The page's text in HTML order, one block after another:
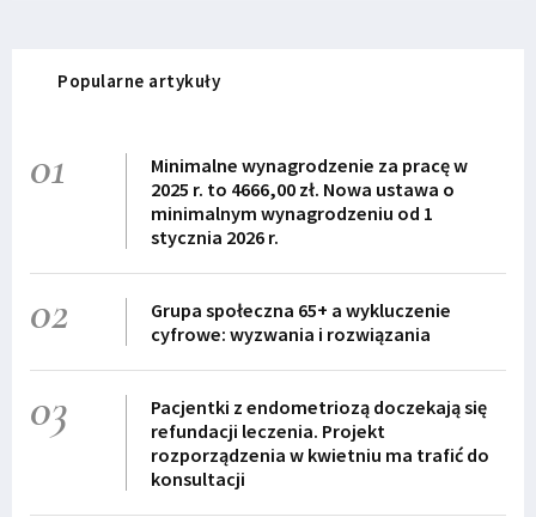
Popularne artykuły
01
Minimalne wynagrodzenie za pracę w
2025 r. to 4666,00 zł. Nowa ustawa o
minimalnym wynagrodzeniu od 1
stycznia 2026 r.
02
Grupa społeczna 65+ a wykluczenie
cyfrowe: wyzwania i rozwiązania
03
Pacjentki z endometriozą doczekają się
refundacji leczenia. Projekt
rozporządzenia w kwietniu ma trafić do
konsultacji